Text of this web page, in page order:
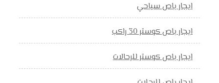
ايجار باص سياحي
ايجار باص كوستر 30 راكب
ايجار باص كوستر للرحالات